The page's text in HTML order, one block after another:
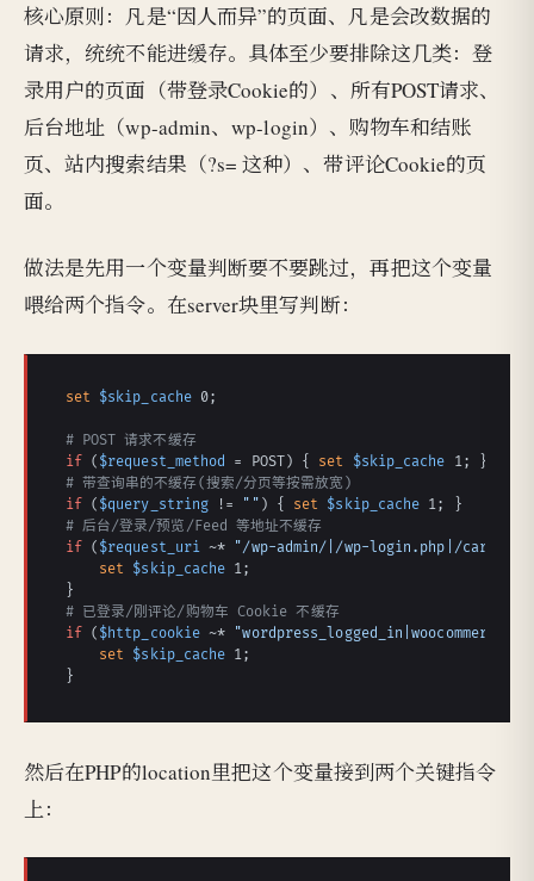
核心原则：凡是“因人而异”的页面、凡是会改数据的
请求，统统不能进缓存。具体至少要排除这几类：登
录用户的页面（带登录Cookie的）、所有POST请求、
后台地址（wp-admin、wp-login）、购物车和结账
页、站内搜索结果（?s= 这种）、带评论Cookie的页
面。
做法是先用一个变量判断要不要跳过，再把这个变量
喂给两个指令。在server块里写判断：
set $skip_cache 0;
# POST 请求不缓存
if ( $request_method = POST) { set $skip_cache
# 带查询串的不缓存(搜索/分页等按需放宽)
if ( $query_string != "" ) { set $skip_cache
# 后台/登录/预览/Feed 等地址不缓存
if ( $request_uri ~* "/wp-admin/|/wp-login.php|/cart|/
set $skip_cache 1;
# 已登录/刚评论/购物车 Cookie 不缓存
if ( $http_cookie ~*
set $skip_cache 1;
}
然后在PHP的location里把这个变量接到两个关键指令
上：